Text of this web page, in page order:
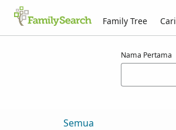
Family Tree Cari
Nama Pertama
Semua